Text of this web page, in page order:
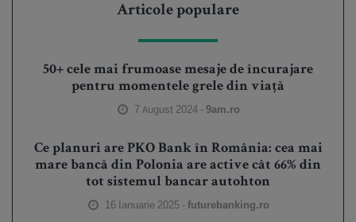
Articole populare
50+ cele mai frumoase mesaje de încurajare
pentru momentele grele din viață
7 August 2024 -9am.ro
Ce planuri are PKO Bank în România: cea mai
mare bancă din Polonia are active cât 66% din
tot sistemul bancar autohton
16 Ianuarie 2025 -futurebanking.ro